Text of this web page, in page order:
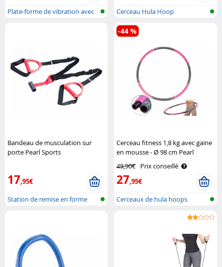
Plate-forme de vibration avec
Cerceau Hula Hoop
Bandeau de musculation sur
porte Pearl Sports
17,95€
Station de remise en forme
Cerceau fitness 1,8 kg avec gaine
en mousse - Ø 98 cm Pearl
49,90€ Prix conseillé
27,95€
-44 %
Cerceaux de hula hoops